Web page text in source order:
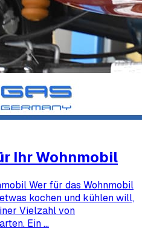
Ihr Wohnmobil
Wer für das Wohnmobil
kochen und kühlen will,
Vielzahl von
Ein …